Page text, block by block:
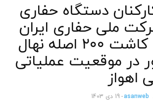
دستگاه حفاری
ملی حفاری ایران
محقق شد کاشت ۲۰۰ اصله نهال
در موقعیت عملیاتی
اهواز
asanweb
- 19 دی 1403